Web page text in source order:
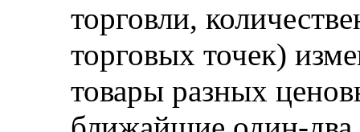
торговли,
торговых точек)
товары разных